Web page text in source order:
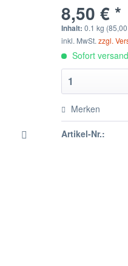
8,50 € *
Inhalt:0.1 kg
inkl. MwSt.zzgl.
Sofort
Merken
Artikel-Nr.: